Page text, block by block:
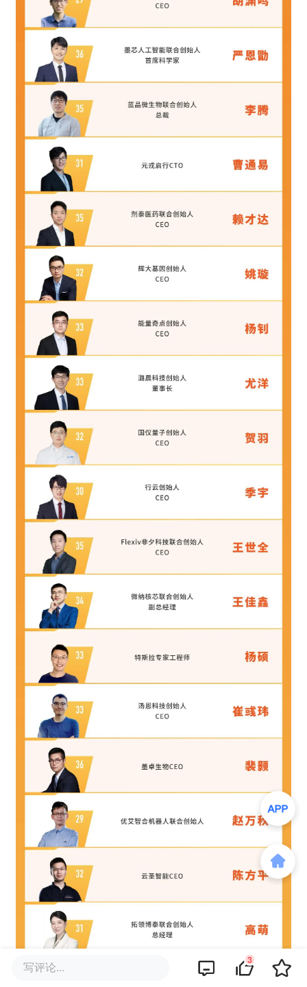
写评论... 3